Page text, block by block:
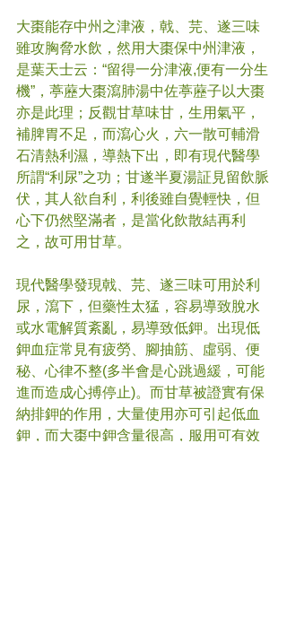
大棗能存中州之津液，戟、芫、遂三味
雖攻胸脅水飲，然用大棗保中州津液，
是葉天士云：“留得一分津液,便有一分生
機”，葶藶大棗瀉肺湯中佐葶藶子以大棗
亦是此理；反觀甘草味甘，生用氣平，
補脾胃不足，而瀉心火，六一散可輔滑
石清熱利濕，導熱下出，即有現代醫學
所謂“利尿”之功；甘遂半夏湯証見留飲脈
伏，其人欲自利，利後雖自覺輕快，但
心下仍然堅滿者，是當化飲散結再利
之，故可用甘草。
現代醫學發現戟、芫、遂三味可用於利
尿，瀉下，但藥性太猛，容易導致脫水
或水電解質紊亂，易導致低鉀。出現低
鉀血症常見有疲勞、腳抽筋、虛弱、便
秘、心律不整(多半會是心跳過緩，可能
進而造成心搏停止)。而甘草被證實有保
納排鉀的作用，大量使用亦可引起低血
鉀，而大棗中鉀含量很高，服用可有效